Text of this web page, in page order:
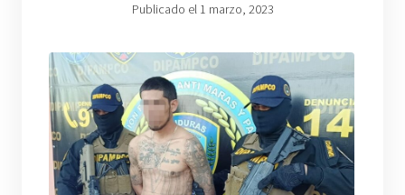
Publicado el 1 marzo, 2023